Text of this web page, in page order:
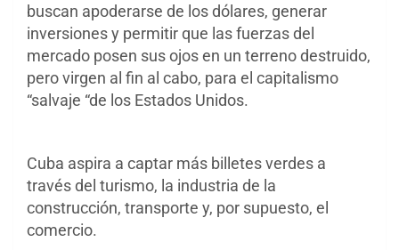
buscan apoderarse de los dólares, generar
inversiones y permitir que las fuerzas del
mercado posen sus ojos en un terreno destruido,
pero virgen al fin al cabo, para el capitalismo
“salvaje “de los Estados Unidos.
Cuba aspira a captar más billetes verdes a
través del turismo, la industria de la
construcción, transporte y, por supuesto, el
comercio.